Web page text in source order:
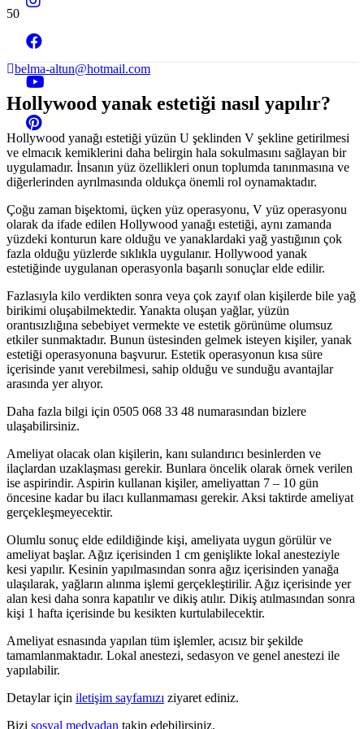
belma-altun@hotmail.com
Hollywood yanak estetiği nasıl yapılır?
Hollywood yanağı estetiği yüzün U şeklinden V şekline getirilmesi
ve elmacık kemiklerini daha belirgin hala sokulmasını sağlayan bir
uygulamadır. İnsanın yüz özellikleri onun toplumda tanınmasına ve
diğerlerinden ayrılmasında oldukça önemli rol oynamaktadır.
Çoğu zaman bişektomi, üçken yüz operasyonu, V yüz operasyonu
olarak da ifade edilen Hollywood yanağı estetiği, aynı zamanda
yüzdeki konturun kare olduğu ve yanaklardaki yağ yastığının çok
fazla olduğu yüzlerde sıklıkla uygulanır. Hollywood yanak
estetiğinde uygulanan operasyonla başarılı sonuçlar elde edilir.
Fazlasıyla kilo verdikten sonra veya çok zayıf olan kişilerde bile yağ
birikimi oluşabilmektedir. Yanakta oluşan yağlar, yüzün
orantısızlığına sebebiyet vermekte ve estetik görünüme olumsuz
etkiler sunmaktadır. Bunun üstesinden gelmek isteyen kişiler, yanak
estetiği operasyonuna başvurur. Estetik operasyonun kısa süre
içerisinde yanıt verebilmesi, sahip olduğu ve sunduğu avantajlar
arasında yer alıyor.
Daha fazla bilgi için 0505 068 33 48 numarasından bizlere
ulaşabilirsiniz.
Ameliyat olacak olan kişilerin, kanı sulandırıcı besinlerden ve
ilaçlardan uzaklaşması gerekir. Bunlara öncelik olarak örnek verilen
ise aspirindir. Aspirin kullanan kişiler, ameliyattan 7 – 10 gün
öncesine kadar bu ilacı kullanmaması gerekir. Aksi taktirde ameliyat
gerçekleşmeyecektir.
Olumlu sonuç elde edildiğinde kişi, ameliyata uygun görülür ve
ameliyat başlar. Ağız içerisinden 1 cm genişlikte lokal anesteziyle
kesi yapılır. Kesinin yapılmasından sonra ağız içerisinden yanağa
ulaşılarak, yağların alınma işlemi gerçekleştirilir. Ağız içerisinde yer
alan kesi daha sonra kapatılır ve dikiş atılır. Dikiş atılmasından sonra
kişi 1 hafta içerisinde bu kesikten kurtulabilecektir.
Ameliyat esnasında yapılan tüm işlemler, acısız bir şekilde
tamamlanmaktadır. Lokal anestezi, sedasyon ve genel anestezi ile
yapılabilir.
Detaylar için iletişim sayfamızı ziyaret ediniz.
Bizi sosyal medyadan takip edebilirsiniz.